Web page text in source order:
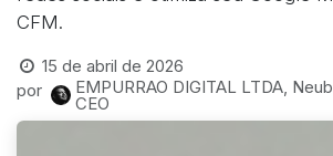
CFM.
15 de abril de 2026
por
EMPURRAO DIGITAL LTDA,
CEO